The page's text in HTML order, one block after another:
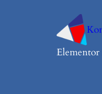
Elementor